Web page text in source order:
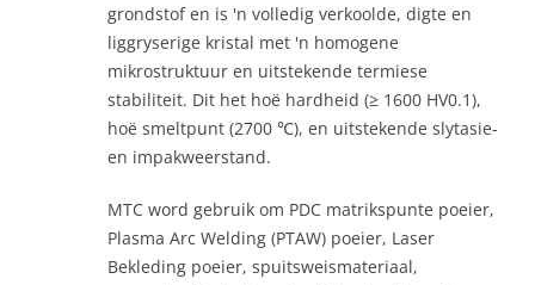
grondstof en is 'n volledig verkoolde, digte en
liggryserige kristal met 'n homogene
mikrostruktuur en uitstekende termiese
stabiliteit. Dit het hoë hardheid (≥ 1600 HV0.1),
hoë smeltpunt (2700 ℃), en uitstekende slytasie-
en impakweerstand.
MTC word gebruik om PDC matrikspunte poeier,
Plasma Arc Welding (PTAW) poeier, Laser
Bekleding poeier, spuitsweismateriaal,